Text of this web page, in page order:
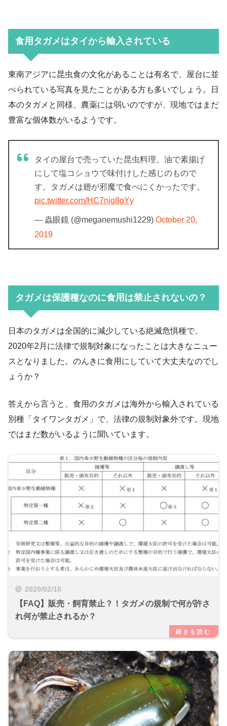
食用タガメはタイから輸入されている
東南アジアに昆虫食の文化があることは有名で、屋台に並
べられている写真を見たことがある方も多いでしょう。日
本のタガメと同様、農薬には弱いのですが、現地ではまだ
豊富な個体数がいるようです。
タイの屋台で売っていた昆虫料理。油で素揚げ
にして塩コショウで味付けした感じのもので
す。タガメは翅が邪魔で食べにくかったです。
pic.twitter.com/HC7njg8gYy
— 蟲眼鏡 (@meganemushi1229) October 20,
2019
タガメは保護種なのに食用は禁止されないの？
日本のタガメは全国的に減少している絶滅危惧種で、
2020年2月に法律で規制対象になったことは大きなニュー
スとなりました。のんきに食用にしていて大丈夫なのでし
ょうか？
答えから言うと、食用のタガメは海外から輸入されている
別種「タイワンタガメ」で、法律の規制対象外です。現地
ではまだ数がいるように聞いています。
2020/02/10
【FAQ】販売・飼育禁止？！タガメの規制で何が許さ
れ何が禁止されるか？